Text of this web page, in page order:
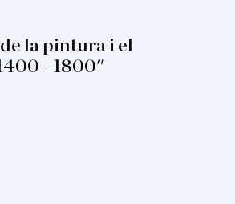
la pintura i el
- 1800"